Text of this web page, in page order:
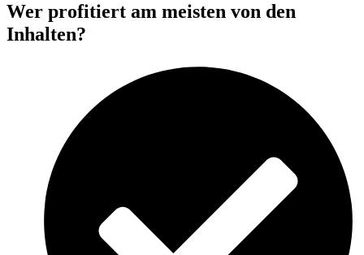
Wer profitiert am meisten von den
Inhalten?